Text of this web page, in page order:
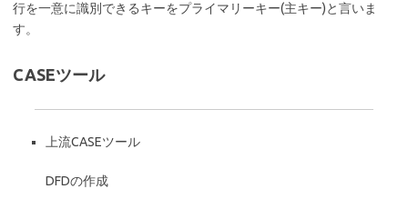
行を一意に識別できるキーをプライマリーキー(主キー)と言いま
す。
CASEツール
上流CASEツール
DFDの作成